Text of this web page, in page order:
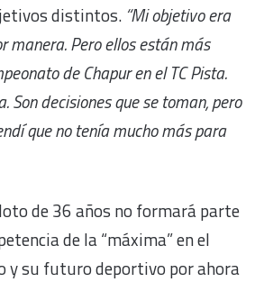
distintos. “Mi objetivo era
manera. Pero ellos están más
de Chapur en el TC Pista.
Son decisiones que se toman, pero
que no tenía mucho más para
de 36 años no formará parte
de la “máxima” en el
y su futuro deportivo por ahora